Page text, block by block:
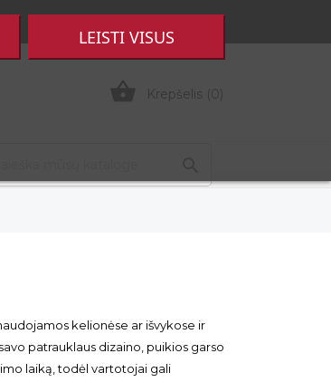
Registruotis
 Krepšelis (0)
kelionėse ar išvykose ir
patrauklaus dizaino, puikios garso
laiką, todėl vartotojai gali
LEISTI VISUS